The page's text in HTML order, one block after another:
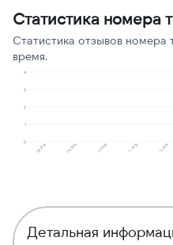
Навязчивые звонки
Предлагают кредит
Статистика номера
Статистика отзывов номера
время.
0
1
2
3
4
08.2025 09.2025 10.2025 11.2025 12.2025
Детальная